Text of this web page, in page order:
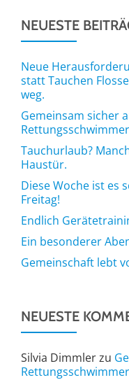
NEUESTE
Neue
statt Tauchen
weg.
Gemeinsam sicher
Tauchurlaub?
Haustür.
Diese Woche ist es
Freitag!
Endlich
Ein besonderer
Gemeinschaft lebt
NEUESTE
Silvia Dimmlerzu